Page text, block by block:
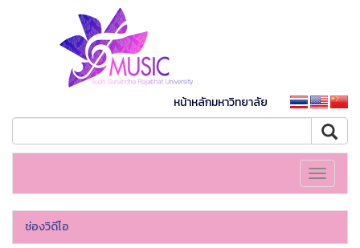
หน้าหลักมหาวิทยาลัย
Toggle
ช่องวิดีโอ